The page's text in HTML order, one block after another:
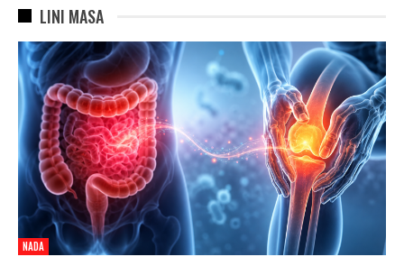
LINI MASA
NADA